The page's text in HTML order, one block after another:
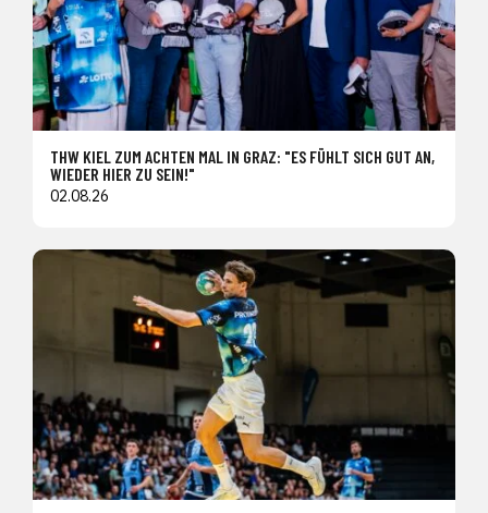
THW KIEL ZUM ACHTEN MAL IN GRAZ: "ES FÜHLT SICH GUT AN,
WIEDER HIER ZU SEIN!"
02.08.26